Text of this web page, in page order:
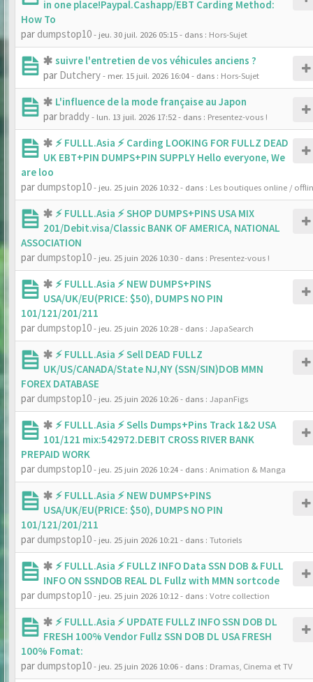
in one place!Paypal.Cashapp/EBT Carding Method:
How To
par dumpstop10- jeu. 30 juil. 2026 05:15- dans : Hors-Sujet
suivre l'entretien de vos véhicules anciens ?
par Dutchery- mer. 15 juil. 2026 16:04- dans : Hors-Sujet
L'influence de la mode française au Japon
parbraddy- lun. 13 juil. 2026 17:52- dans : Presentez-vous !
⚡ FULLL.Asia ⚡ Carding LOOKING FOR FULLZ DEAD
UK EBT+PIN DUMPS+PIN SUPPLY Hello everyone, We
are loo
par dumpstop10- jeu. 25 juin 2026 10:32- dans : Les boutiques online /
⚡ FULLL.Asia ⚡ SHOP DUMPS+PINS USA MIX
201/Debit.visa/Classic BANK OF AMERICA, NATIONAL
ASSOCIATION
par dumpstop10- jeu. 25 juin 2026 10:30- dans : Presentez-vous !
⚡ FULLL.Asia ⚡ NEW DUMPS+PINS
USA/UK/EU(PRICE: $50), DUMPS NO PIN
101/121/201/211
par dumpstop10- jeu. 25 juin 2026 10:28- dans : JapaSearch
⚡ FULLL.Asia ⚡ Sell DEAD FULLZ
UK/US/CANADA/State NJ,NY (SSN/SIN)DOB MMN
FOREX DATABASE
par dumpstop10- jeu. 25 juin 2026 10:26- dans : JapanFigs
⚡ FULLL.Asia ⚡ Sells Dumps+Pins Track 1&2 USA
101/121 mix:542972.DEBIT CROSS RIVER BANK
PREPAID WORK
par dumpstop10- jeu. 25 juin 2026 10:24- dans : Animation & Manga
⚡ FULLL.Asia ⚡ NEW DUMPS+PINS
USA/UK/EU(PRICE: $50), DUMPS NO PIN
101/121/201/211
par dumpstop10- jeu. 25 juin 2026 10:21 - dans : Tutoriels
⚡ FULLL.Asia ⚡ FULLZ INFO Data SSN DOB & FULL
INFO ON SSNDOB REAL DL Fullz with MMN sortcode
par dumpstop10- jeu. 25 juin 2026 10:12- dans : Votre collection
⚡ FULLL.Asia ⚡ UPDATE FULLZ INFO SSN DOB DL
FRESH 100% Vendor Fullz SSN DOB DL USA FRESH
100% Fomat:
par dumpstop10- jeu. 25 juin 2026 10:06- dans : Dramas, Cinema et TV